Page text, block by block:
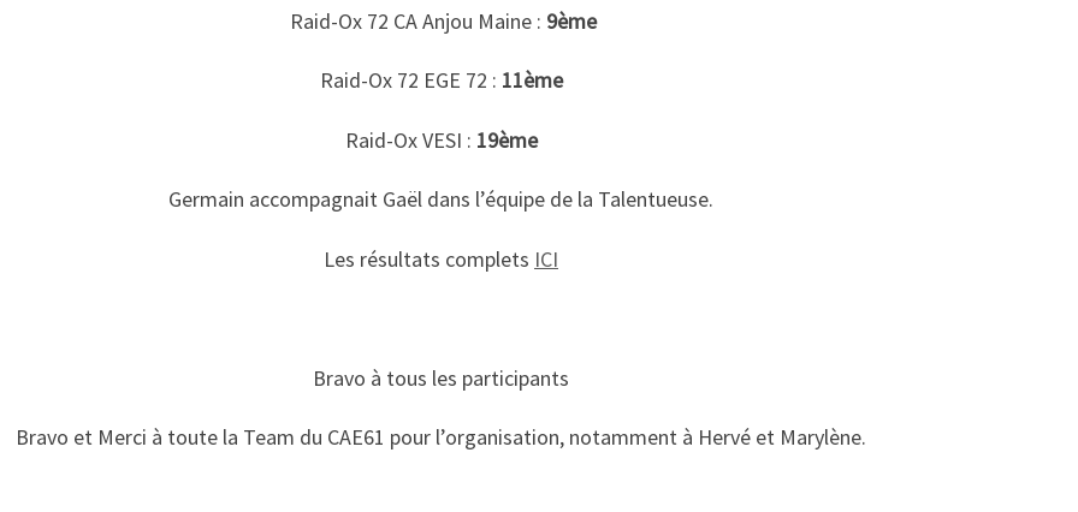
Raid-Ox 72 CA Anjou Maine : 9ème
Raid-Ox 72 EGE 72 : 11ème
Raid-Ox VESI : 19ème
Germain accompagnait Gaël dans l’équipe de la Talentueuse.
Les résultats complets ICI
Bravo à tous les participants
Bravo et Merci à toute la Team du CAE61 pour l’organisation, notamment à Hervé et Marylène.